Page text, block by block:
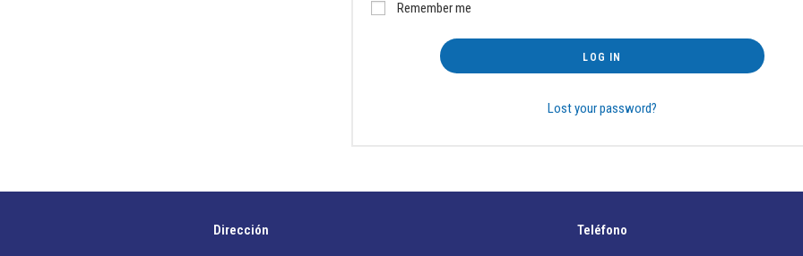
Remember me
LOG IN
Lost your password?
Dirección Teléfono